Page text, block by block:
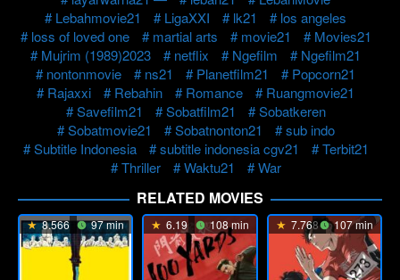
Lebahmovie21
LigaXXI lk21
los angeles
loss of loved one
martial arts movie21
Movies21
Mujrim (1989)2023
netflix Ngefilm
Ngefilm21
nontonmovie
ns21 Planetfilm21
Popcorn21
Rajaxxi
Rebahin Romance
Ruangmovie21
Savefilm21
Sobatfilm21
Sobatkeren
Sobatmovie21
Sobatnonton21
sub indo
Subtitle Indonesia
subtitle indonesia cgv21
Terbit21
Thriller
Waktu21 War
RELATED MOVIES
8.566 97 min 6.19 108 min 7.768 107 min